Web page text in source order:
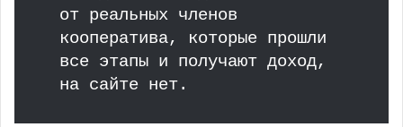
от реальных членов
кооператива, которые прошли
все этапы и получают доход,
на сайте нет.